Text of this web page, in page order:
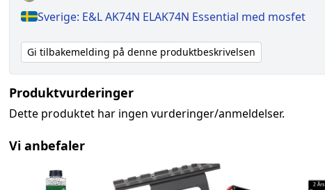
Sverige: E&L AK74N ELAK74N Essential med mosfet
Gi tilbakemelding på denne produktbeskrivelsen
Produktvurderinger
Dette produktet har ingen vurderinger/anmeldelser.
Vi anbefaler